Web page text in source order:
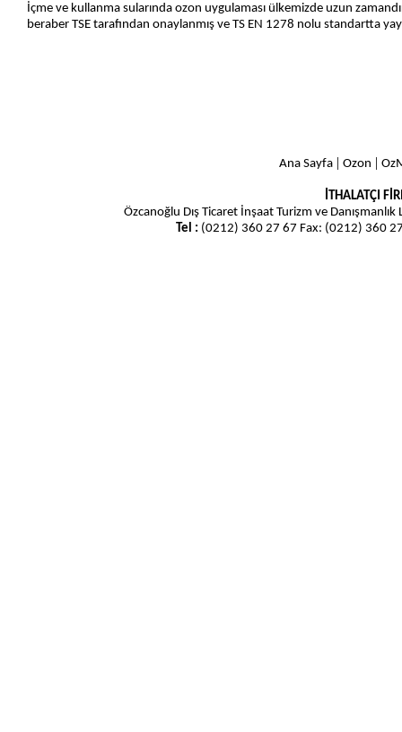
İçme ve kullanma sularında ozon uygulaması ülkemizde uzun
beraber TSE tarafından onaylanmış ve TS EN 1278 nolu standartta
Ana Sayfa| Ozon |
İTHALATÇI
Özcanoğlu Dış Ticaret İnşaat Turizm ve
Tel : (0212) 360 27 67 Fax: (0212) 360